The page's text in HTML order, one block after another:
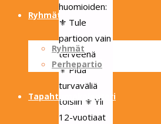
Ryhmät
Ryhmät
Perhepartio
Tapahtumakalenteri
huomioiden:
⚜ Tule
partioon vain
terveenä
⚜ Pidä
turvaväliä
toisiin ⚜ Yli
12-vuotiaat